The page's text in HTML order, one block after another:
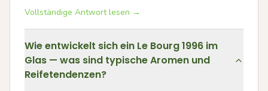
Vollständige Antwort lesen →
Wie entwickelt sich ein Le Bourg 1996 im
Glas — was sind typische Aromen und
Reifetendenzen?